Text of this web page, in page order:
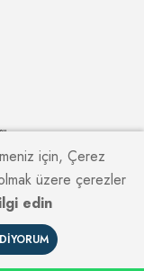
Kapi Firmaları
için, Çerez
üzere çerezler
edin